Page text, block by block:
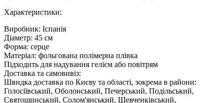
Характеристики:
Виробник: Іспанія
Діаметр: 45 см
Форма: серце
Матеріал: фольгована полімерна плівка
Підходить для надування гелієм або повітрям
Доставка та самовивіз:
Швидка доставка по Києву та області, зокрема в райони:
Голосіївський, Оболонський, Печерський, Подільський,
Святошинський, Солом'янський, Шевченківський,